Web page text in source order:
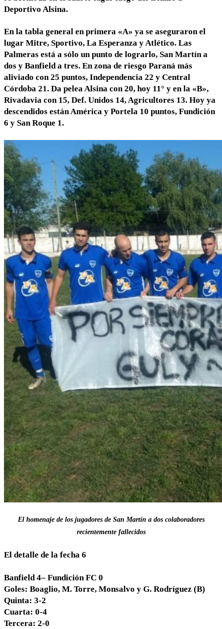
Deportivo Alsina.
En la tabla general en primera «A» ya se aseguraron el
lugar Mitre, Sportivo, La Esperanza y Atlético. Las
Palmeras está a sólo un punto de lograrlo, San Martín a
dos y Banfield a tres. En zona de riesgo Paraná más
aliviado con 25 puntos, Independencia 22 y Central
Córdoba 21. Da pelea Alsina con 20, hoy 11° y en la «B»,
Rivadavia con 15, Def. Unidos 14, Agricultores 13. Hoy ya
descendidos están América y Portela 10 puntos, Fundición
6 y San Roque 1.
El homenaje de los jugadores de San Martín a dos colaboradores
recientemente fallecidos
El detalle de la fecha 6
Banfield 4– Fundición FC 0
Goles: Boaglio, M. Torre, Monsalvo y G. Rodríguez (B)
Quinta: 3-2
Cuarta: 0-4
Tercera: 2-0